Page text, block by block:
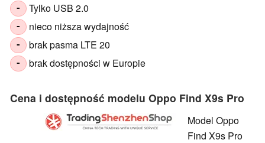
- Tylko USB 2.0
- nieco niższa wydajność
- brak pasma LTE 20
- brak dostępności w Europie
Cena i dostępność modelu Oppo Find X9s Pro
Model Oppo
Find X9s Pro